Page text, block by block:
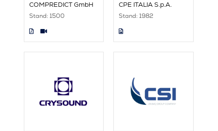
COMPREDICT GmbH
Stand: 1500
CPE ITALIA S.p.A.
Stand: 1982